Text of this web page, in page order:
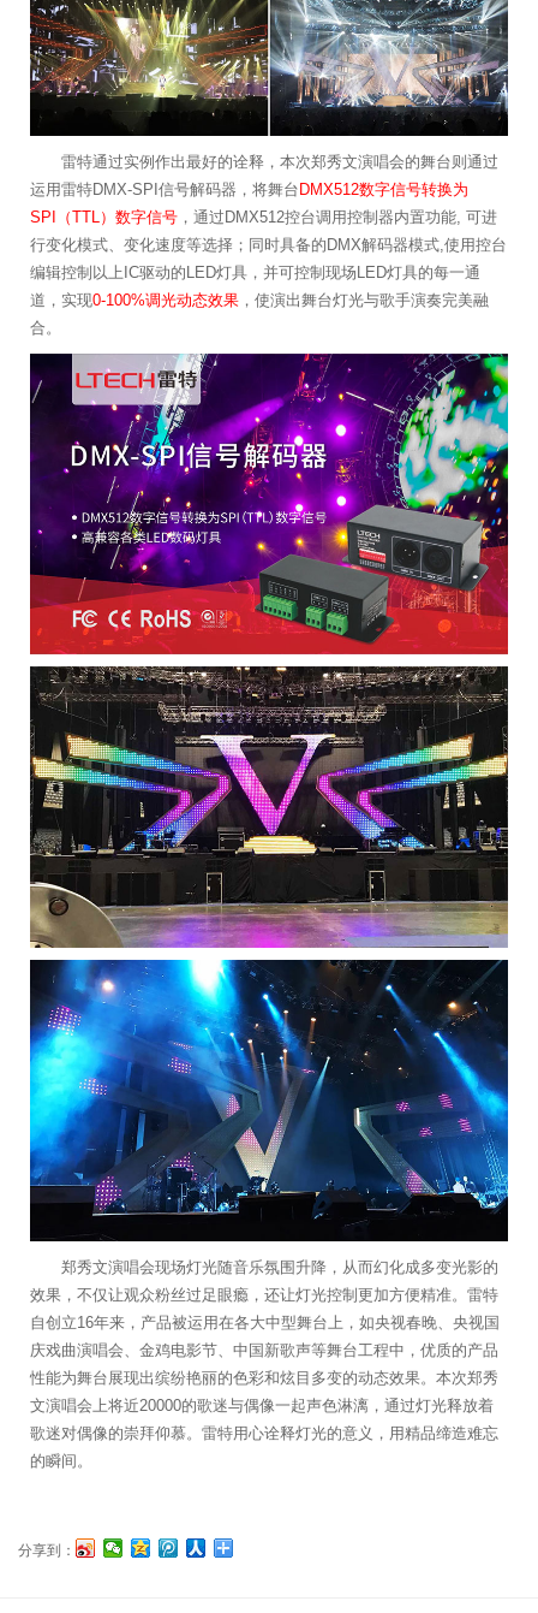
雷特通过实例作出最好的诠释，本次郑秀文演唱会的舞台则通过
运用雷特DMX-SPI信号解码器，将舞台 DMX512数字信号转换为
SPI（TTL）数字信号 ，通过DMX512控台调用控制器内置功能, 可进
行变化模式、变化速度等选择；同时具备的DMX解码器模式,使用控台
编辑控制以上IC驱动的LED灯具，并可控制现场LED灯具的每一通
道，实现0-100%调光动态效果 ，使演出舞台灯光与歌手演奏完美融
合。
郑秀文演唱会现场灯光随音乐氛围升降，从而幻化成多变光影的
效果，不仅让观众粉丝过足眼瘾，还让灯光控制更加方便精准。雷特
自创立16年来，产品被运用在各大中型舞台上，如央视春晚、央视国
庆戏曲演唱会、金鸡电影节、中国新歌声等舞台工程中，优质的产品
性能为舞台展现出缤纷艳丽的色彩和炫目多变的动态效果。本次郑秀
文演唱会上将近20000的歌迷与偶像一起声色淋漓，通过灯光释放着
歌迷对偶像的崇拜仰慕。雷特用心诠释灯光的意义，用精品缔造难忘
的瞬间。
分享到：